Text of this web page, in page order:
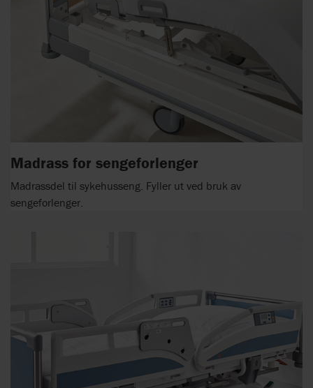
Madrass for sengeforlenger
Madrassdel til sykehusseng. Fyller ut ved bruk av
sengeforlenger.